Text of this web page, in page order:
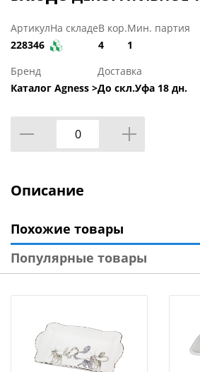
Артикул
228346
На складеВ кор.
4
Мин. партия
1
Бренд
Каталог Agness >
Доставка
До скл.Уфа 18 дн.
Описание
Похожие товары
Популярные товары